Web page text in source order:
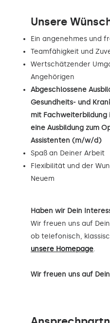
Unsere
Ein angenehmes und
Teamfähigkeit und
Wertschätzender
Angehörigen
Abgeschlossene
Gesundheits- und
mit Fachweiterbildung
eine Ausbildung zum
Assistenten (m/w/d)
Spaß an Deiner Arbeit
Flexibilität und der
Neuem
Haben wir Dein
Wir freuen uns auf
ob telefonisch,
unsere Homepage.
Wir freuen uns auf